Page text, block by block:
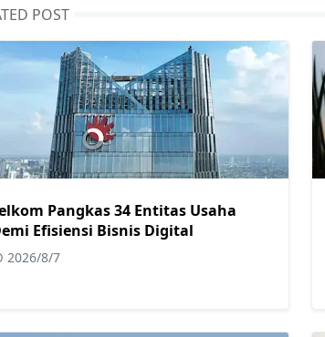
POST
Pangkas 34 Entitas Usaha
Efisiensi Bisnis Digital
2026/8/7